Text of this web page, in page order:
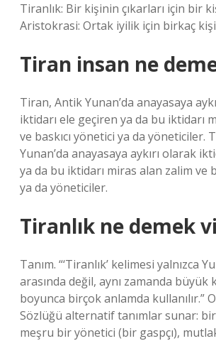
Tiranlık: Bir kişinin çıkarları için bir
Aristokrasi: Ortak iyilik için birkaç
Tiran insan ne
Tiran, Antik Yunan’da anayasaya
iktidarı ele geçiren ya da bu iktidarı
ve baskıcı yönetici ya da yöneticiler.
Yunan’da anayasaya aykırı olarak
ya da bu iktidarı miras alan zalim ve
ya da yöneticiler.
Tiranlık ne demek
Tanım. “‘Tiranlık’ kelimesi yalnızca
arasında değil, aynı zamanda büyük
boyunca birçok anlamda kullanılır.”
Sözlüğü alternatif tanımlar sunar:
meşru bir yönetici (bir gaspçı),